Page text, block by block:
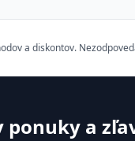
a diskontov.
ponuky a